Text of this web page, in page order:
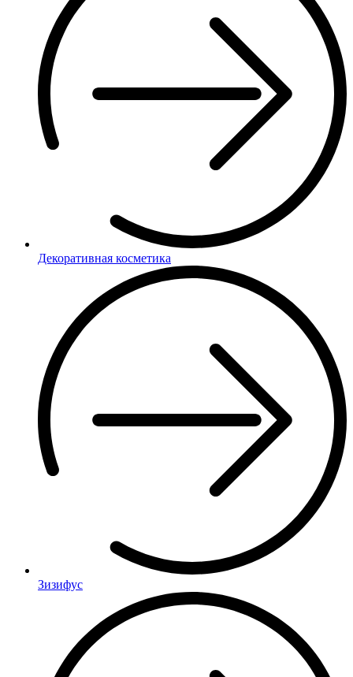
Декоративная косметика
Зизифус